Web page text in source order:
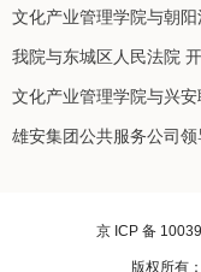
我院与东城区人民法院
京 ICP 备
版权所有